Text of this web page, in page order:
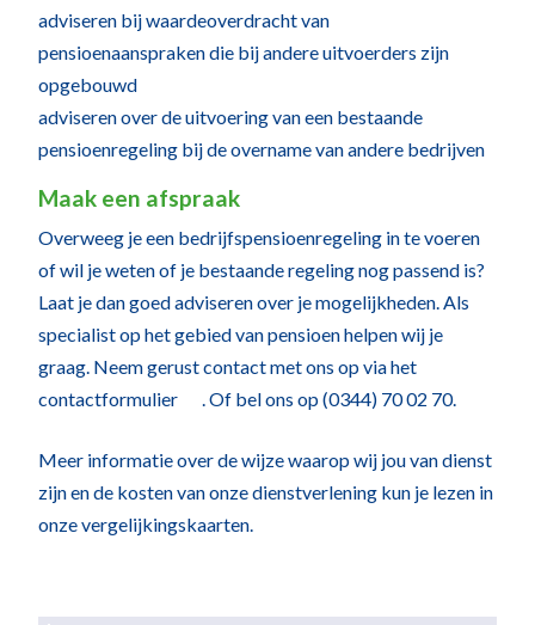
adviseren bij waardeoverdracht van
pensioenaanspraken die bij andere uitvoerders zijn
opgebouwd
adviseren over de uitvoering van een bestaande
pensioenregeling bij de overname van andere bedrijven
Maak een afspraak
Overweeg je een bedrijfspensioenregeling in te voeren
of wil je weten of je bestaande regeling nog passend is?
Laat je dan goed adviseren over je mogelijkheden. Als
specialist op het gebied van pensioen helpen wij je
graag. Neem gerust contact met ons op via het
contactformulier
. Of bel ons op (0344) 70 02 70.
Meer informatie over de wijze waarop wij jou van dienst
zijn en de kosten van onze dienstverlening kun je lezen in
onzevergelijkingskaarten